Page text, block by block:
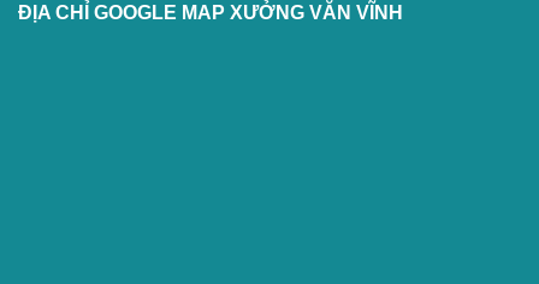
ĐỊA CHỈ GOOGLE MAP XƯỞNG VĂN VĨNH